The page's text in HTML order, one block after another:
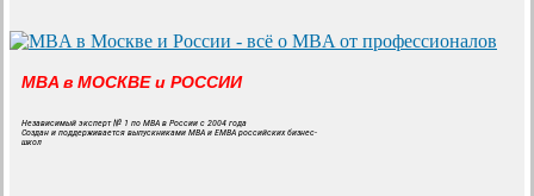
MBA в МОСКВЕ и РОССИИ
Независимый эксперт № 1 по MBA в России с 2004 года
Создан и поддерживается выпускниками MBA и EMBA российских бизнес-
школ